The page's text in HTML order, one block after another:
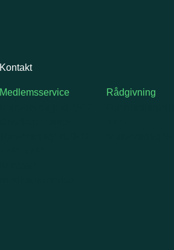
Kontakt
Medlemsservice Rådgivning